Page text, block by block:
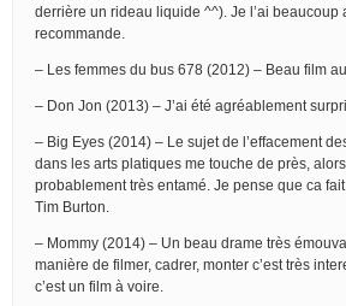
derrière un rideau liquide ^^). Je l’ai beaucoup
recommande.
– Les femmes du bus 678 (2012) – Beau film
– Don Jon (2013) – J’ai été agréablement
– Big Eyes (2014) – Le sujet de l’effacement
dans les arts platiques me touche de près,
probablement très entamé. Je pense que ca
Tim Burton.
– Mommy (2014) – Un beau drame très
manière de filmer, cadrer, monter c’est très
c’est un film à voire.